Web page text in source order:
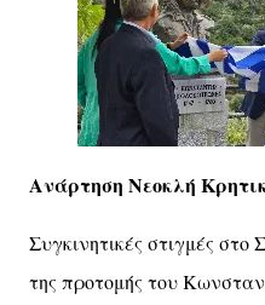
Ανάρτηση Νεοκλή
Συγκινητικές στιγμές
της προτομής του